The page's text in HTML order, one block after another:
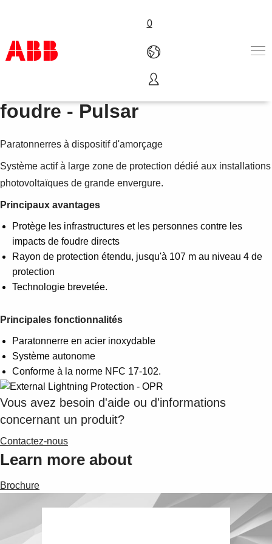
0
Produits & Services
Industries
A propos
Where to buy
Carrières
Protection externe contre la
foudre - Pulsar
Paratonnerres à dispositif d'amorçage
Système actif à large zone de protection dédié aux installations
photovoltaïques de grande envergure.
Principaux avantages
Protège les infrastructures et les personnes contre les
impacts de foudre directs
Rayon de protection étendu, jusqu'à 107 m au niveau 4 de
protection
Technologie brevetée.
Principales fonctionnalités
Paratonnerre en acier inoxydable
Système autonome
Conforme à la norme NFC 17-102.
Vous avez besoin d'aide ou d'informations
concernant un produit?
Contactez-nous
Learn more about
Brochure